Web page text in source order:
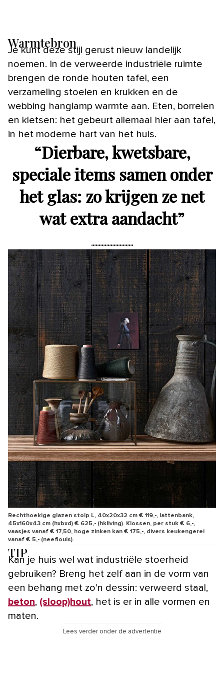
Warmtebron
Je kunt deze stijl gerust nieuw landelijk
noemen. In de verweerde industriële ruimte
brengen de ronde houten tafel, een
verzameling stoelen en krukken en de
webbing hanglamp warmte aan. Eten, borrelen
en kletsen: het gebeurt allemaal hier aan tafel,
in het moderne hart van het huis.
“Dierbare, kwetsbare,
speciale items samen onder
het glas: zo krijgen ze net
wat extra aandacht”
Rechthoekige glazen stolp L, 40x20x32 cm € 119,-, lattenbank,
45x160x43 cm (hxbxd) € 625,- (hkliving). Klossen, per stuk € 6,-,
vaasjes vanaf € 17,50, hoge zinken kan € 175,-, divers keukengerei
vanaf € 5,- (neeflouis).
TIP
Kan je huis wel wat industriële stoerheid
gebruiken? Breng het zelf aan in de vorm van
een behang met zo’n dessin: verweerd staal,
beton, (sloop)hout, het is er in alle vormen en
maten.
Lees verder onder de advertentie